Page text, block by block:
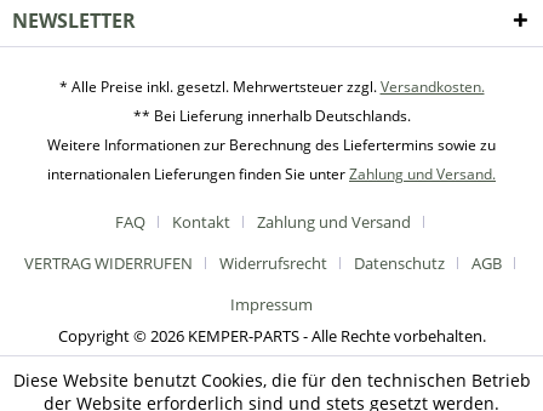
NEWSLETTER
* Alle Preise inkl. gesetzl. Mehrwertsteuer zzgl.Versandkosten.
** Bei Lieferung innerhalb Deutschlands.
Weitere Informationen zur Berechnung des Liefertermins sowie zu
internationalen Lieferungen finden Sie unterZahlung und Versand.
FAQ Kontakt
Zahlung und Versand
VERTRAG WIDERRUFEN
Widerrufsrecht Datenschutz
AGB
Impressum
Copyright © 2026 KEMPER-PARTS - Alle Rechte vorbehalten.
Diese Website benutzt Cookies, die für den technischen Betrieb
der Website erforderlich sind und stets gesetzt werden.